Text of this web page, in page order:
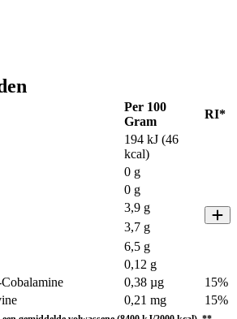
Per 100
Gram
RI*
194 kJ (46
kcal)
0 g
0 g
3,9 g
3,7 g
6,5 g
0,12 g
0,38 µg
15%
0,21 mg 15%